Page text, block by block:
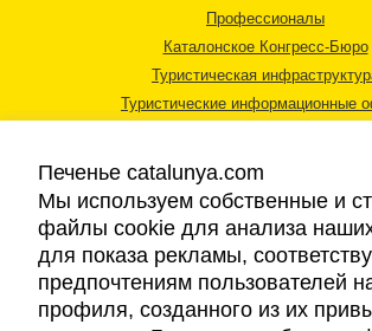
Профессионалы
Каталонское Конгресс-Бюро
Туристическая
Туристические информационные
Правовая информация
Печенье catalunya.com
Мы используем собственные и
файлы cookie для анализа
для показа рекламы,
предпочтениям пользователей
профиля, созданного из их